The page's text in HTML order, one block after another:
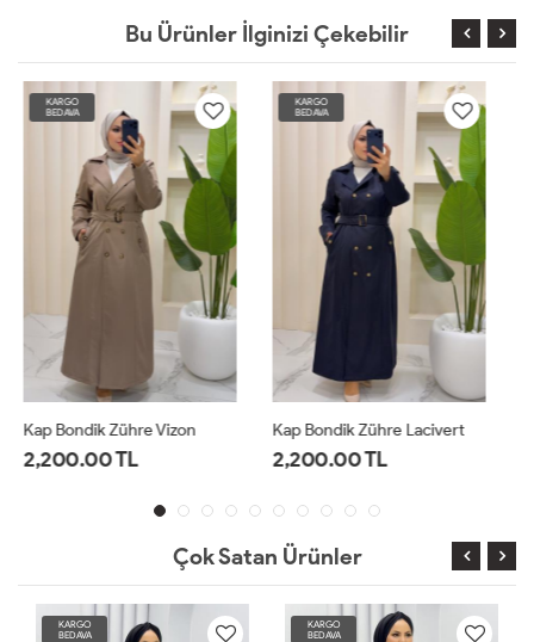
Bu Ürünler İlginizi Çekebilir
KARGO
BEDAVA
Kap Bondik Zühre Lacivert
2,200.00 TL
KARGO
BEDAVA
Kap Bondik Zühre Siyah
2,200.00 TL
Çok Satan Ürünler
KARGO
BEDAVA
KARGO
BEDAVA